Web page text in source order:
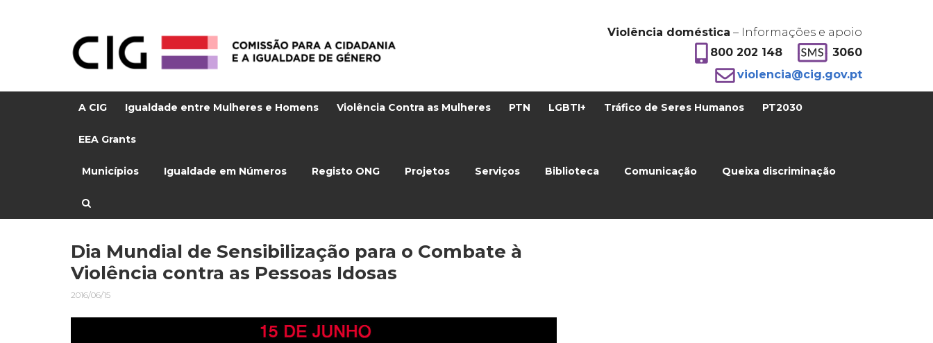
Violência doméstica – Informações e apoio
800 202 148
3060
violencia@cig.gov.pt
A CIG Igualdade entre Mulheres e Homens Violência Contra as Mulheres PTN LGBTI+ Tráfico de Seres Humanos PT2030
EEA Grants
Municípios Igualdade em Números Registo ONG Projetos Serviços Biblioteca Comunicação Queixa discriminação
Dia Mundial de Sensibilização para o Combate à
Violência contra as Pessoas Idosas
2016/06/15